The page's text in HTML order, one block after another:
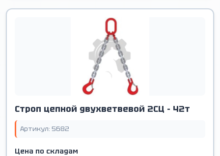
Строп цепной двухветвевой 2СЦ - 42т
Артикул: 5682
Цена по складам